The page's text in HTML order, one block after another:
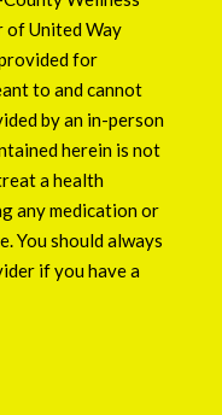
ofUnited Way
for
to and cannot
by an in-person
herein is not
a health
any medication or
You should always
if you have a